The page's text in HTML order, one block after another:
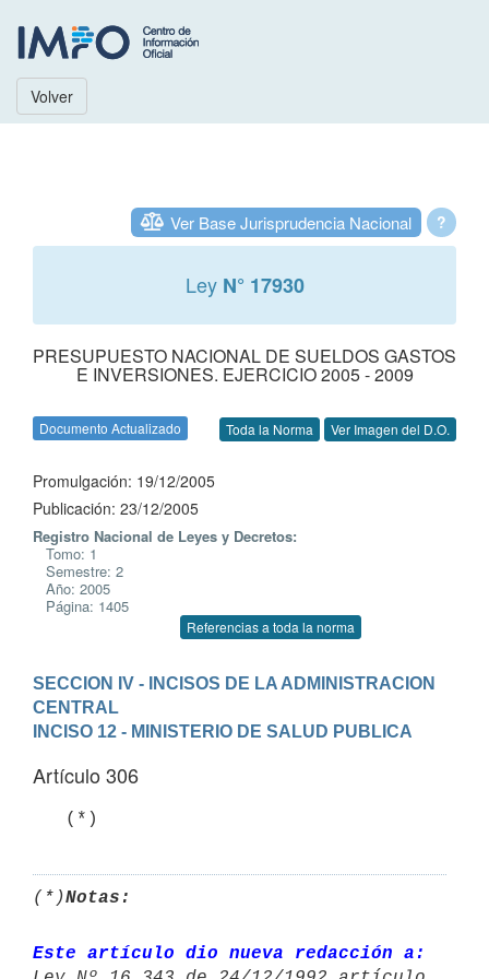
Volver
?
Ver Base Jurisprudencia Nacional
Ley N° 17930
PRESUPUESTO NACIONAL DE SUELDOS GASTOS
E INVERSIONES. EJERCICIO 2005 - 2009
Documento Actualizado Toda la Norma Ver Imagen del D.O.
Promulgación: 19/12/2005
Publicación: 23/12/2005
Registro Nacional de Leyes y Decretos:
Tomo: 1
Semestre: 2
Año: 2005
Página: 1405
Referencias a toda la norma
SECCION IV - INCISOS DE LA ADMINISTRACION
CENTRAL
INCISO 12 - MINISTERIO DE SALUD PUBLICA
Artículo 306
   (*)
(*)Notas:
Este artículo dio nueva redacción a: